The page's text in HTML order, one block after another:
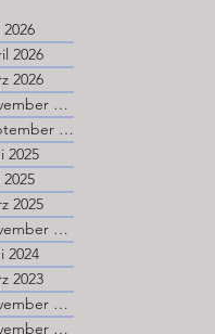
2026
2026
2026
November 2025
September 2025
2025
2025
2025
November 2024
2024
2023
November 2022
November 2021